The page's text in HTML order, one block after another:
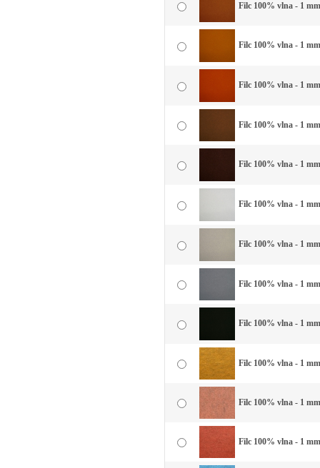
Filc 100% vlna - 1
Filc 100% vlna - 1
Filc 100% vlna - 1
Filc 100% vlna - 1
Filc 100% vlna - 1
Filc 100% vlna - 1
Filc 100% vlna - 1
Filc 100% vlna - 1
Filc 100% vlna - 1
Filc 100% vlna - 1
Filc 100% vlna - 1
Filc 100% vlna - 1